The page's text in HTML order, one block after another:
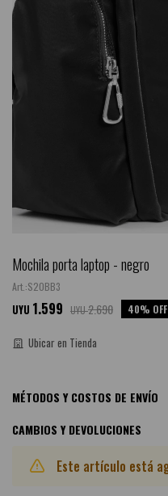
Mochila porta laptop - negro
S20BB3
UYU 1.599 UYU2.690 40
Ubicar en Tienda
MÉTODOS Y COSTOS DE ENVÍO
CAMBIOS Y DEVOLUCIONES
Este artículo está